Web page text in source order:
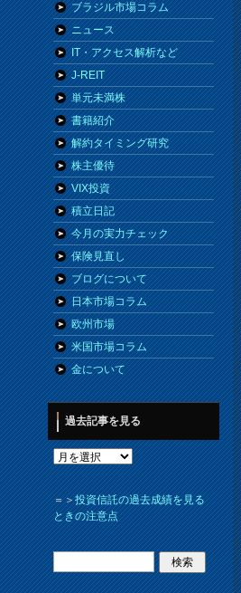
ブラジル市場コラム
ニュース
IT・アクセス解析など
J-REIT
単元未満株
書籍紹介
解約タイミング研究
株主優待
VIX投資
積立日記
今月の実力チェック
保険見直し
ブログについて
日本市場コラム
欧州市場
米国市場コラム
金について
過去記事を見る
＝＞投資信託の過去成績を見る
ときの注意点